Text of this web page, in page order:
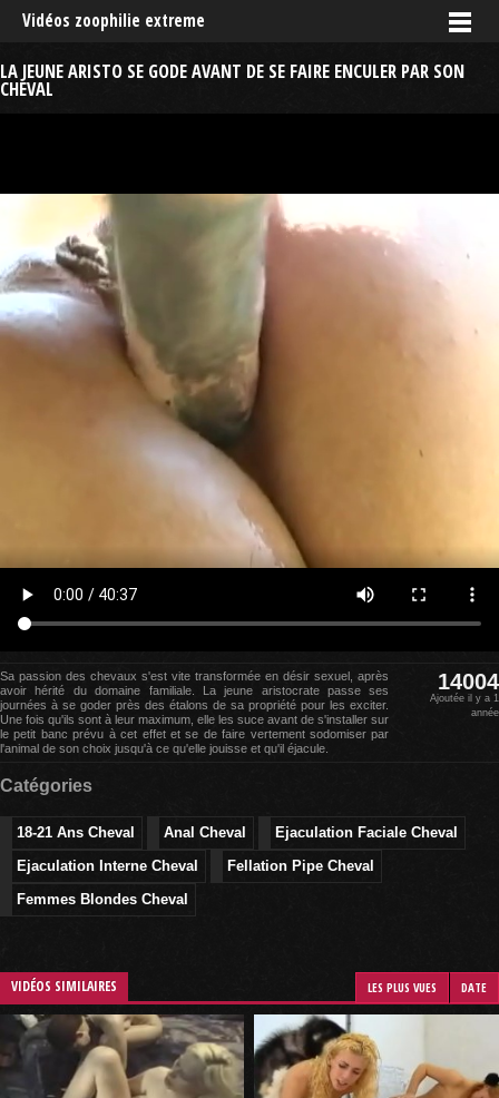
Vidéos zoophilie extreme
LA JEUNE ARISTO SE GODE AVANT DE SE FAIRE ENCULER PAR SON
CHEVAL
Sa passion des chevaux s'est vite transformée en désir sexuel, après
avoir hérité du domaine familiale. La jeune aristocrate passe ses
journées à se goder près des étalons de sa propriété pour les exciter.
Une fois qu'ils sont à leur maximum, elle les suce avant de s'installer sur
le petit banc prévu à cet effet et se de faire vertement sodomiser par
l'animal de son choix jusqu'à ce qu'elle jouisse et qu'il éjacule.
14004
Ajoutée il y a 1
année
Catégories
18-21 Ans Cheval Anal Cheval
Ejaculation Faciale Cheval
Ejaculation Interne Cheval
Fellation Pipe Cheval
Femmes Blondes Cheval
VIDÉOS SIMILAIRES LES PLUS VUES DATE